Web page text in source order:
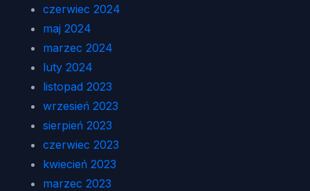
czerwiec 2024
maj 2024
marzec 2024
luty 2024
listopad 2023
wrzesień 2023
sierpień 2023
czerwiec 2023
kwiecień 2023
marzec 2023